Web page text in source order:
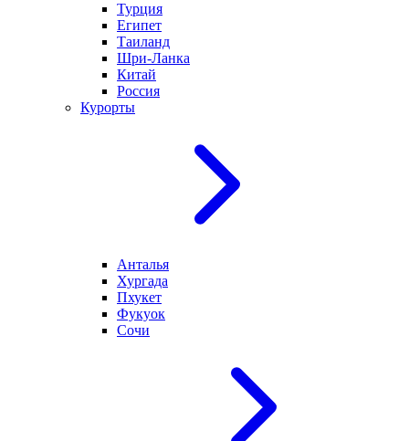
Турция
Египет
Таиланд
Шри-Ланка
Китай
Россия
Курорты
Анталья
Хургада
Пхукет
Фукуок
Сочи